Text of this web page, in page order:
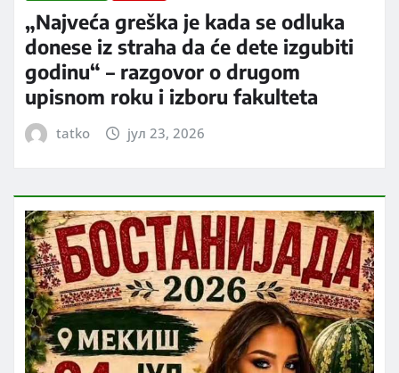
„Najveća greška je kada se odluka
donese iz straha da će dete izgubiti
godinu“ – razgovor o drugom
upisnom roku i izboru fakulteta
tatko јул 23, 2026